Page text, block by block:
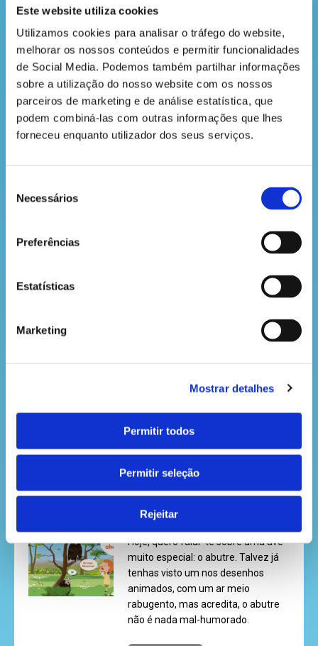
Este website utiliza cookies
Utilizamos cookies para analisar o tráfego do website,
melhorar os nossos conteúdos e permitir funcionalidades
de Social Media. Podemos também partilhar informações
sobre a utilização do nosso website com os nossos
parceiros de marketing e de análise estatística, que
podem combiná-las com outras informações que lhes
forneceu enquanto utilizador dos seus serviços.
Necessários
Preferências
Estatísticas
Marketing
Mostrar detalhes
Permitir todos
Permitir seleção
Rejeitar
REPORTAGEM ESPECIAL: INÍCIO DO
OUTONO!
Olá, olá, pequeno explorador da
natureza!
Em direto do coração da floresta,
ANALÓGICO
Estou tão feliz por estarmos de
aprendizagens maravilhosas.
ABUTRE-PRETO: O GIGANTE
GENTIL DOS CÉUS
Olá, pequeno explorador!
Hoje, quero falar-te sobre uma ave
muito especial: o abutre. Talvez já
tenhas visto um nos desenhos
animados, com um ar meio
rabugento, mas acredita, o abutre
não é nada mal-humorado.